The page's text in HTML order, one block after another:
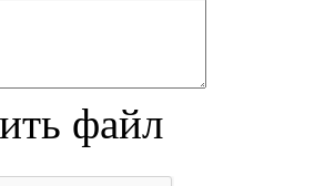
файл